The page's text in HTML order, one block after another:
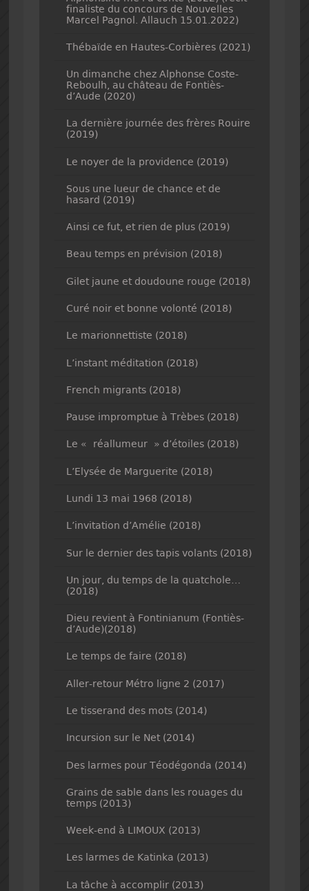
finaliste du concours de Nouvelles
Marcel Pagnol. Allauch 15.01.2022)
Thébaïde en Hautes-Corbières (2021)
Un dimanche chez Alphonse Coste-
Reboulh, au château de Fontiès-
d’Aude (2020)
La dernière journée des frères Rouire
(2019)
Le noyer de la providence (2019)
Sous une lueur de chance et de
hasard (2019)
Ainsi ce fut, et rien de plus (2019)
Beau temps en prévision (2018)
Gilet jaune et doudoune rouge (2018)
Curé noir et bonne volonté (2018)
Le marionnettiste (2018)
L’instant méditation (2018)
French migrants (2018)
Pause impromptue à Trèbes (2018)
Le « réallumeur » d’étoiles (2018)
L’Elysée de Marguerite (2018)
Lundi 13 mai 1968 (2018)
L’invitation d’Amélie (2018)
Sur le dernier des tapis volants (2018)
Un jour, du temps de la quatchole…
(2018)
Dieu revient à Fontinianum (Fontiès-
d’Aude)(2018)
Le temps de faire (2018)
Aller-retour Métro ligne 2 (2017)
Le tisserand des mots (2014)
Incursion sur le Net (2014)
Des larmes pour Téodégonda (2014)
Grains de sable dans les rouages du
temps (2013)
Week-end à LIMOUX (2013)
Les larmes de Katinka (2013)
La tâche à accomplir (2013)